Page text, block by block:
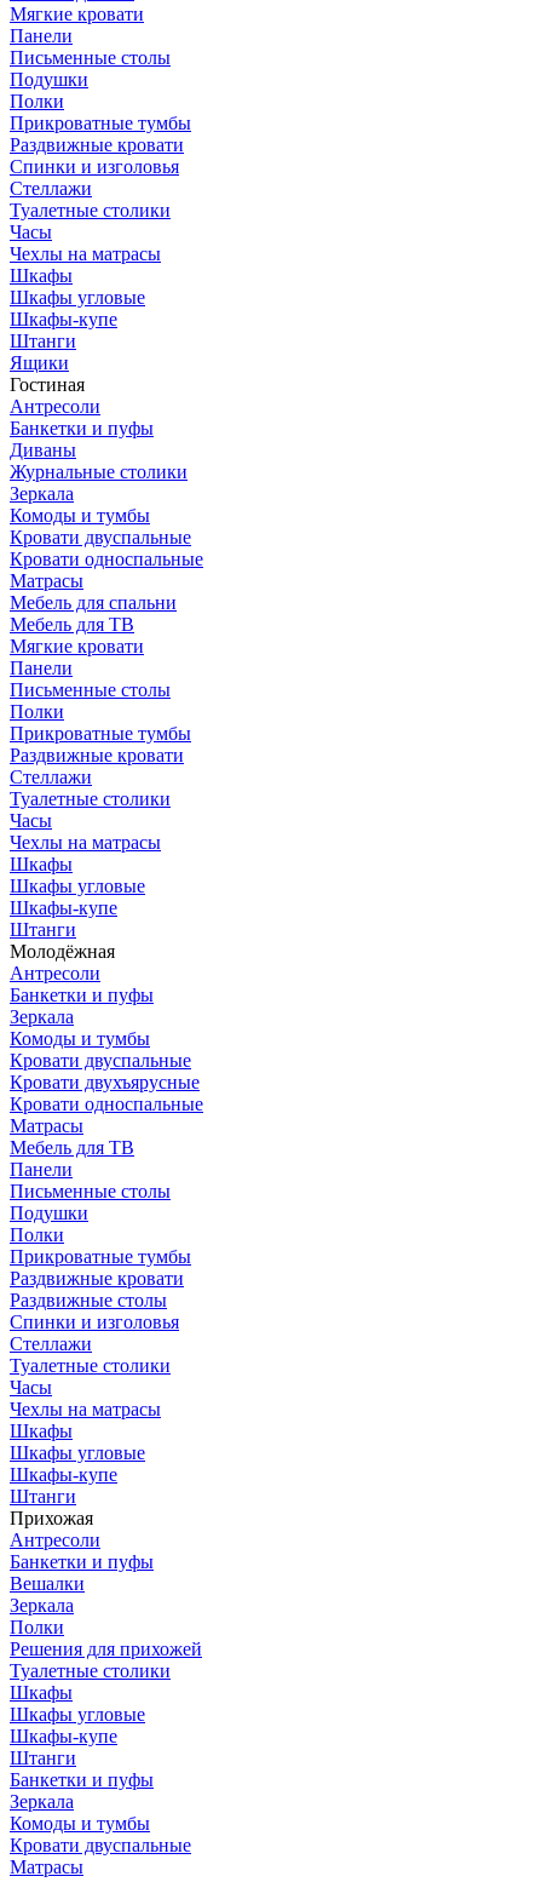
Мягкие кровати
Панели
Письменные столы
Подушки
Полки
Прикроватные тумбы
Раздвижные кровати
Спинки и изголовья
Стеллажи
Туалетные столики
Часы
Чехлы на матрасы
Шкафы
Шкафы угловые
Шкафы-купе
Штанги
Ящики
Гостиная
Антресоли
Банкетки и пуфы
Диваны
Журнальные столики
Зеркала
Комоды и тумбы
Кровати двуспальные
Кровати односпальные
Матрасы
Мебель для спальни
Мебель для ТВ
Мягкие кровати
Панели
Письменные столы
Полки
Прикроватные тумбы
Раздвижные кровати
Стеллажи
Туалетные столики
Часы
Чехлы на матрасы
Шкафы
Шкафы угловые
Шкафы-купе
Штанги
Молодёжная
Антресоли
Банкетки и пуфы
Зеркала
Комоды и тумбы
Кровати двуспальные
Кровати двухъярусные
Кровати односпальные
Матрасы
Мебель для ТВ
Панели
Письменные столы
Подушки
Полки
Прикроватные тумбы
Раздвижные кровати
Раздвижные столы
Спинки и изголовья
Стеллажи
Туалетные столики
Часы
Чехлы на матрасы
Шкафы
Шкафы угловые
Шкафы-купе
Штанги
Прихожая
Антресоли
Банкетки и пуфы
Вешалки
Зеркала
Полки
Решения для прихожей
Туалетные столики
Шкафы
Шкафы угловые
Шкафы-купе
Штанги
Банкетки и пуфы
Зеркала
Комоды и тумбы
Кровати двуспальные
Матрасы